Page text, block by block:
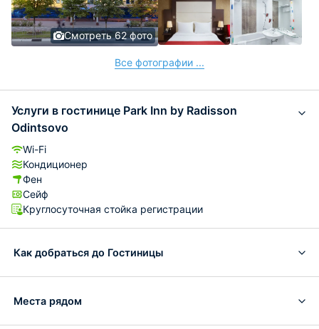
Смотреть 62 фото
Все фотографии ...
Услуги в гостинице Park Inn by Radisson
Odintsovo
Wi-Fi
Кондиционер
Фен
Сейф
Круглосуточная стойка регистрации
Как добраться до Гостиницы
Места рядом